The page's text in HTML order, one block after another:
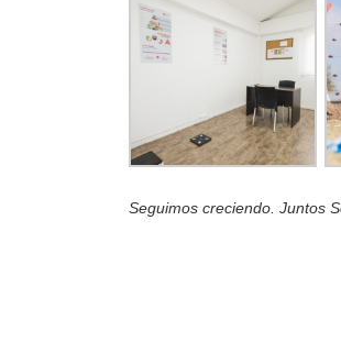
Seguimos creciendo. Juntos